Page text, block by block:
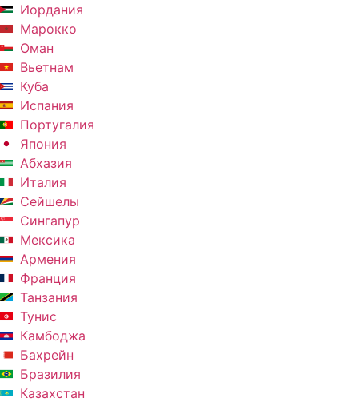
Иордания
Марокко
Оман
Вьетнам
Куба
Испания
Португалия
Япония
Абхазия
Италия
Сейшелы
Сингапур
Мексика
Армения
Франция
Танзания
Тунис
Камбоджа
Бахрейн
Бразилия
Казахстан